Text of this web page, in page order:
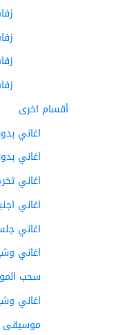
أقسام اخرى
اغاني
اغاني
اغاني
اغاني
اغاني
اغاني
سحب
اغاني
موسيقى